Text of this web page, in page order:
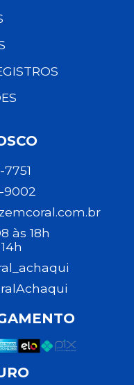
7751
9002
às 18h